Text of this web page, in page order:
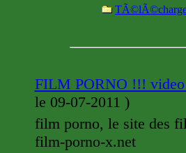
FILM PORNO !!!
le 09-07-2011 )
film porno, le site des
film-porno-x.net